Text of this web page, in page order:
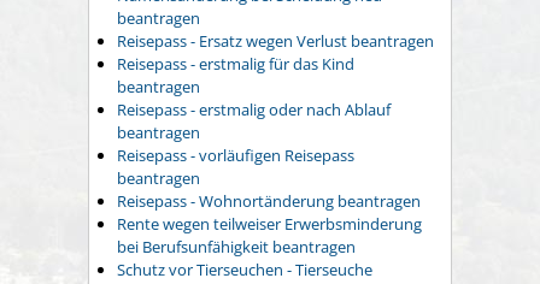
beantragen
Reisepass - Ersatz wegen Verlust beantragen
Reisepass - erstmalig für das Kind
beantragen
Reisepass - erstmalig oder nach Ablauf
beantragen
Reisepass - vorläufigen Reisepass
beantragen
Reisepass - Wohnortänderung beantragen
Rente wegen teilweiser Erwerbsminderung
bei Berufsunfähigkeit beantragen
Schutz vor Tierseuchen - Tierseuche